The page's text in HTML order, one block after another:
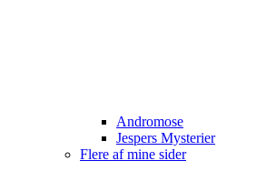
Andromose
Jespers Mysterier
Flere af mine sider